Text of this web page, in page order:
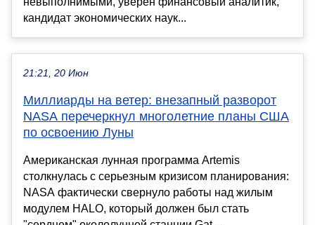
кандидат экономических наук...
21:21, 20 Июн
Миллиарды на ветер: внезапный разворот
NASA перечеркнул многолетние планы США
по освоению Луны
Американская лунная программа Artemis
столкнулась с серьезным кризисом планирования:
NASA фактически свернуло работы над жилым
модулем HALO, который должен был стать